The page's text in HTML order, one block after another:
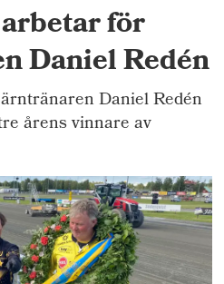
för
Daniel Redén
Daniel Redén
årens vinnare av